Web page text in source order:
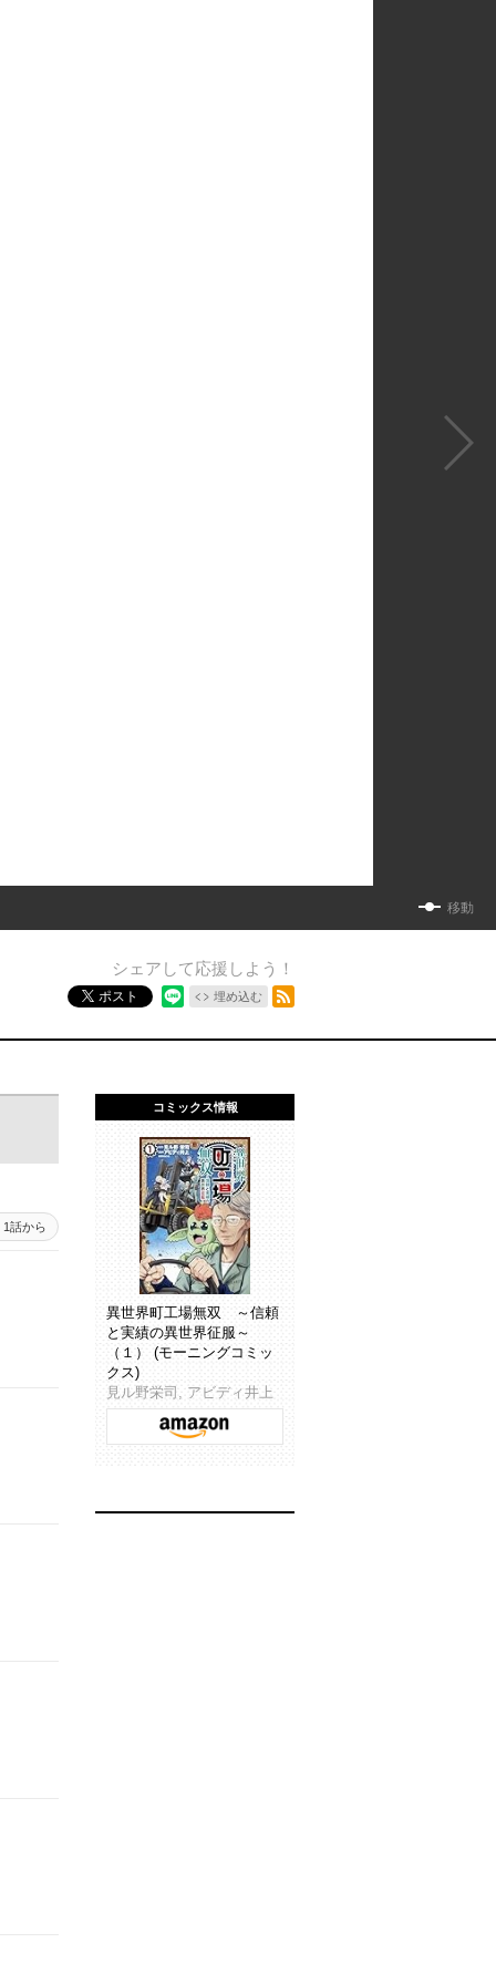
移動
シェアして応援しよう！
ポスト 埋め込む
1話から
コミックス情報
異世界町工場無双 ～信頼
と実績の異世界征服～
（１） (モーニングコミッ
クス)
見ル野栄司, アビディ井上